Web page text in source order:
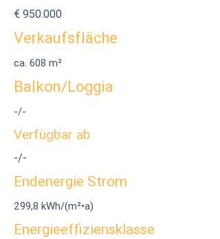
€ 950.000
Verkaufsfläche
ca. 608 m²
Balkon/Loggia
-/-
Verfügbar ab
-/-
Endenergie Strom
299,8 kWh/(m²•a)
Energieeffiziensklasse